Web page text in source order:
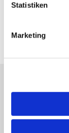
Statistiken
Marketing
Pfarrei St.